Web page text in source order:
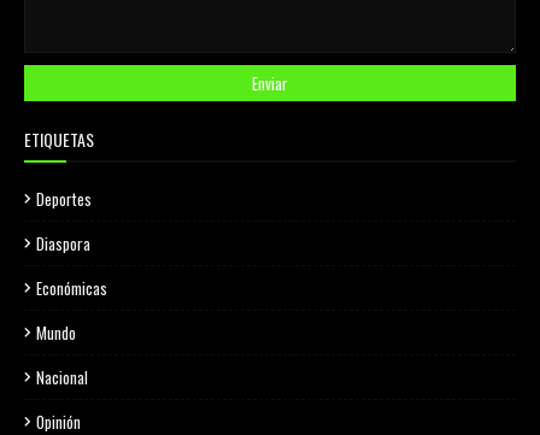
ETIQUETAS
Deportes
Diaspora
Económicas
Mundo
Nacional
Opinión